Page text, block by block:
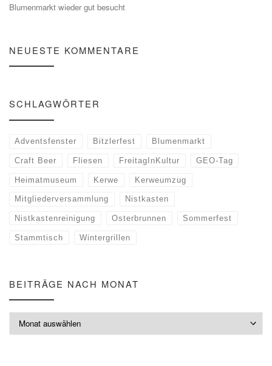
Blumenmarkt wieder gut besucht
NEUESTE KOMMENTARE
SCHLAGWÖRTER
Adventsfenster Bitzlerfest Blumenmarkt
Craft Beer Fliesen FreitagInKultur GEO-Tag
Heimatmuseum Kerwe Kerweumzug
Mitgliederversammlung Nistkasten
Nistkastenreinigung Osterbrunnen Sommerfest
Stammtisch Wintergrillen
BEITRÄGE NACH MONAT